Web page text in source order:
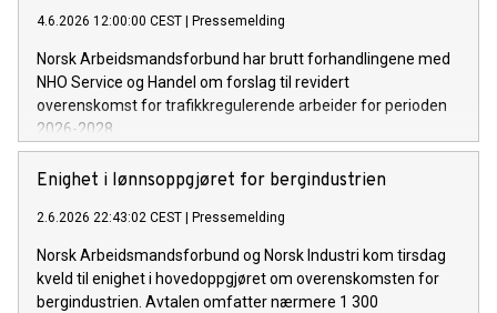
4.6.2026 12:00:00 CEST Pressemelding
Norsk Arbeidsmandsforbund har brutt forhandlingene med
NHO Service og Handel om forslag til revidert
overenskomst for trafikkregulerende arbeider for perioden
2026-2028.
Enighet i lønnsoppgjøret for bergindustrien
2.6.2026 22:43:02 CEST Pressemelding
Norsk Arbeidsmandsforbund og Norsk Industri kom tirsdag
kveld til enighet i hovedoppgjøret om overenskomsten for
bergindustrien. Avtalen omfatter nærmere 1 300